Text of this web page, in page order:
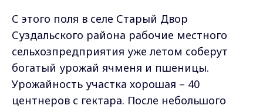
С этого поля в селе Старый Двор
Суздальского района рабочие местного
сельхозпредприятия уже летом соберут
богатый урожай ячменя и пшеницы.
Урожайность участка хорошая – 40
центнеров с гектара. После небольшого